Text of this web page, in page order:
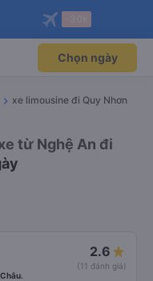
độc
Mở app
bay qua
Mở app
Chọn ngày
xe limousine đi Quy Nhơn
từ Nghệ An đi
2.6
(11 đánh giá)